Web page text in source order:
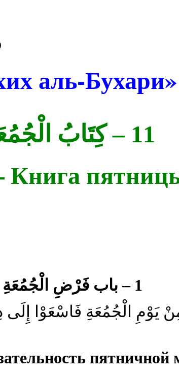
аль-Бухари»
11 – كِتَابُ
Книга
1 – باب فَرْضِ الْجُمُعَةِ .
يَوْمِ الْجُمُعَةِ فَاسْعَوْا إِلَى